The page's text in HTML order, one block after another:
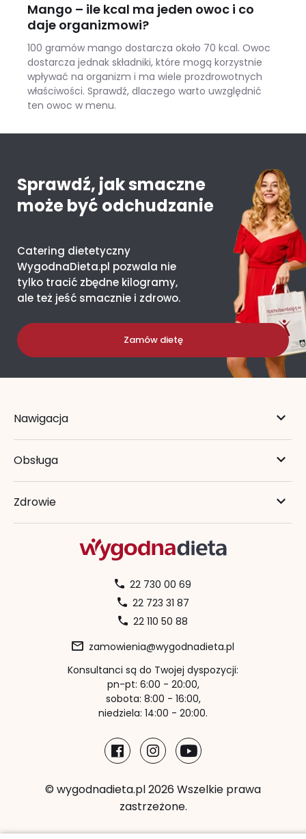
Mango – ile kcal ma jeden owoc i co
daje organizmowi?
100 gramów mango dostarcza około 70 kcal. Owoc
dostarcza jednak składniki, które mogą korzystnie
wpływać na organizm i ma wiele prozdrowotnych
właściwości. Sprawdź, dlaczego warto uwzględnić
ten owoc w menu.
Sprawdź, jak smaczne
może być odchudzanie
Catering dietetyczny
WygodnaDieta.pl pozwala nie
tylko tracić zbędne kilogramy,
ale też jeść smacznie i zdrowo.
Zamów dietę
Nawigacja
Obsługa
Zdrowie
22 730 00 69
22 723 31 87
22 110 50 88
zamowienia@wygodnadieta.pl
Konsultanci są do Twojej dyspozycji:
pn-pt: 6:00 - 20:00,
sobota: 8:00 - 16:00,
niedziela: 14:00 - 20:00.
© wygodnadieta.pl 2026 Wszelkie prawa
zastrzeżone.